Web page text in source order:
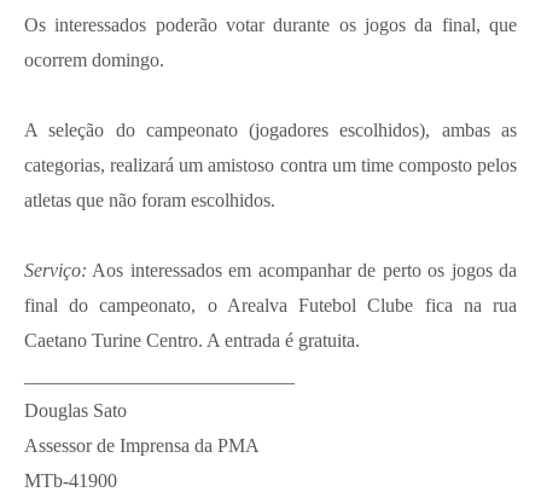
Os interessados poderão votar durante os jogos da final, que
ocorrem domingo.
A seleção do campeonato (jogadores escolhidos), ambas as
categorias, realizará um amistoso contra um time composto pelos
atletas que não foram escolhidos.
Serviço: Aos interessados em acompanhar de perto os jogos da
final do campeonato, o Arealva Futebol Clube fica na rua
Caetano Turine Centro. A entrada é gratuita.
Douglas Sato
Assessor de Imprensa da PMA
MTb-41900